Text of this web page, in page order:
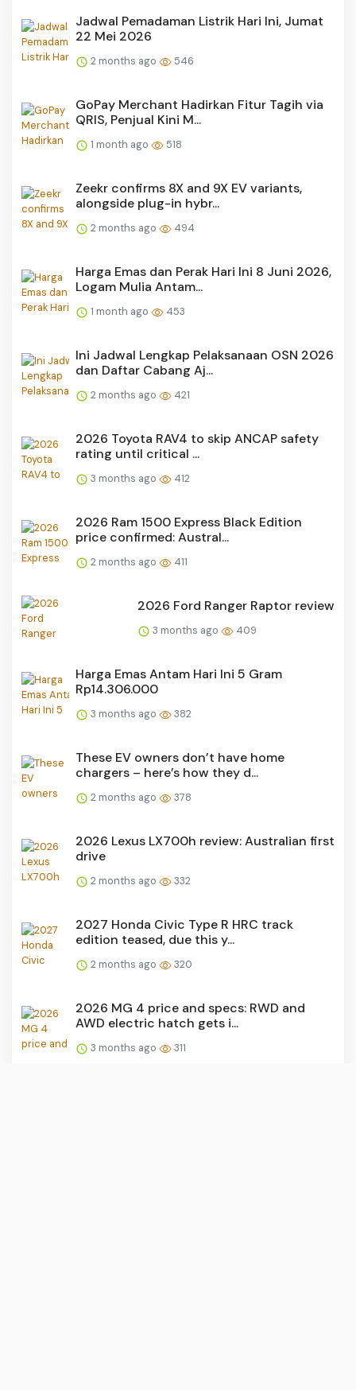
Jadwal Pemadaman Listrik Hari Ini, Jumat
22 Mei 2026
2 months ago 546
GoPay Merchant Hadirkan Fitur Tagih via
QRIS, Penjual Kini M...
1 month ago 518
Zeekr confirms 8X and 9X EV variants,
alongside plug-in hybr...
2 months ago 494
Harga Emas dan Perak Hari Ini 8 Juni 2026,
Logam Mulia Antam...
1 month ago 453
Ini Jadwal Lengkap Pelaksanaan OSN 2026
dan Daftar Cabang Aj...
2 months ago 421
2026 Toyota RAV4 to skip ANCAP safety
rating until critical ...
3 months ago 412
2026 Ram 1500 Express Black Edition
price confirmed: Austral...
2 months ago 411
2026 Ford Ranger Raptor review
3 months ago 409
Harga Emas Antam Hari Ini 5 Gram
Rp14.306.000
3 months ago 382
These EV owners don’t have home
chargers – here’s how they d...
2 months ago 378
2026 Lexus LX700h review: Australian first
drive
2 months ago 332
2027 Honda Civic Type R HRC track
edition teased, due this y...
2 months ago 320
2026 MG 4 price and specs: RWD and
AWD electric hatch gets i...
3 months ago 311